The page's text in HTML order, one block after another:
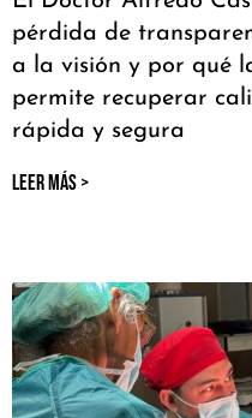
pérdida de
a la visión y por qué
permite recuperar
rápida y segura
LEER MÁS >